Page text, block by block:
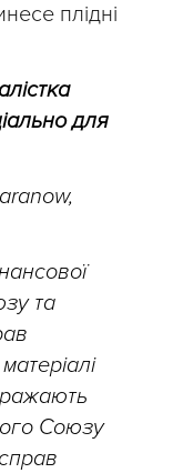
плідні
для
та
Союзу